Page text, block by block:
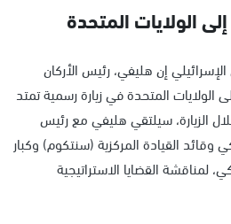
الولايات المتحدة
إن هليفي، رئيس الأركان
الولايات المتحدة في زيارة رسمية تمتد
وخلال الزيارة، سيلتقي هليفي مع رئيس
وقائد القيادة المركزية (سنتكوم) وكبار
لمناقشة القضايا الاستراتيجية